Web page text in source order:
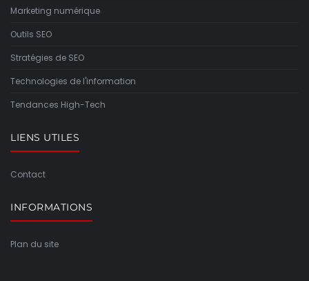
Marketing numérique
Outils SEO
Stratégies de SEO
Technologies de l'information
Tendances High-Tech
LIENS UTILES
Contact
INFORMATIONS
Plan du site